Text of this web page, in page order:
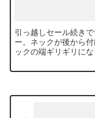
引っ越しセール続き
ー。ネックが後から
ックの端ギリギリに